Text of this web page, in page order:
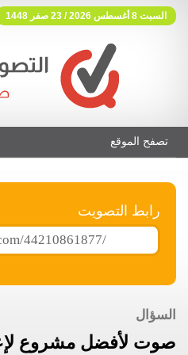
السبت 8 أغسطس 2026 / 23 صفر 1448
فوتنج فري موقع تصويت مجاني
تصفح الموقع
رابط التصويت
السؤال
صوت لأفضل مشروع